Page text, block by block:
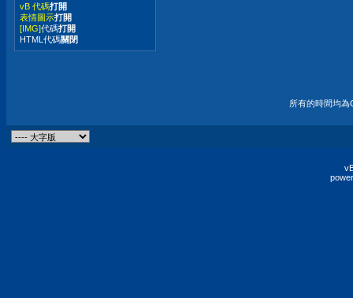
vB 代碼打開
表情圖示打開
[IMG]代碼打開
HTML代碼關閉
所有的時間均為